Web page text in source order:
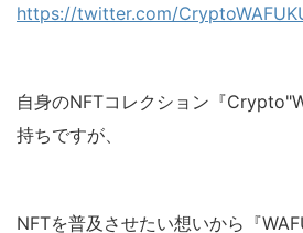
https://twitter.com/
自身のNFTコレクション『
持ちですが、
NFTを普及させたい想いから『